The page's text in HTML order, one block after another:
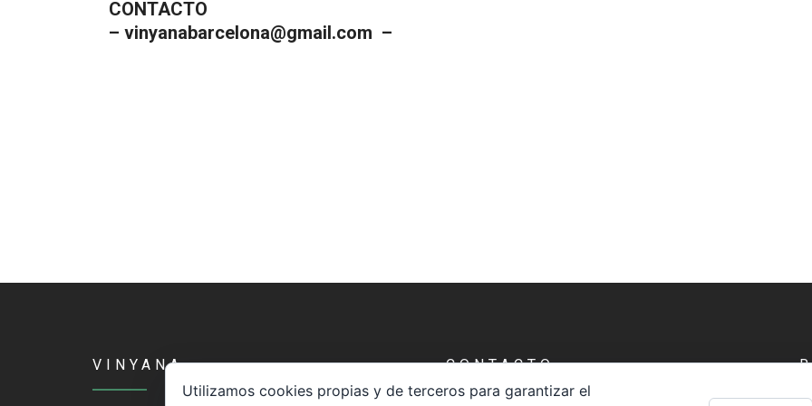
CONTACTO
– vinyanabarcelona@gmail.com –
VINYANA CONTACTO
Utilizamos cookies propias y de terceros para garantizar el